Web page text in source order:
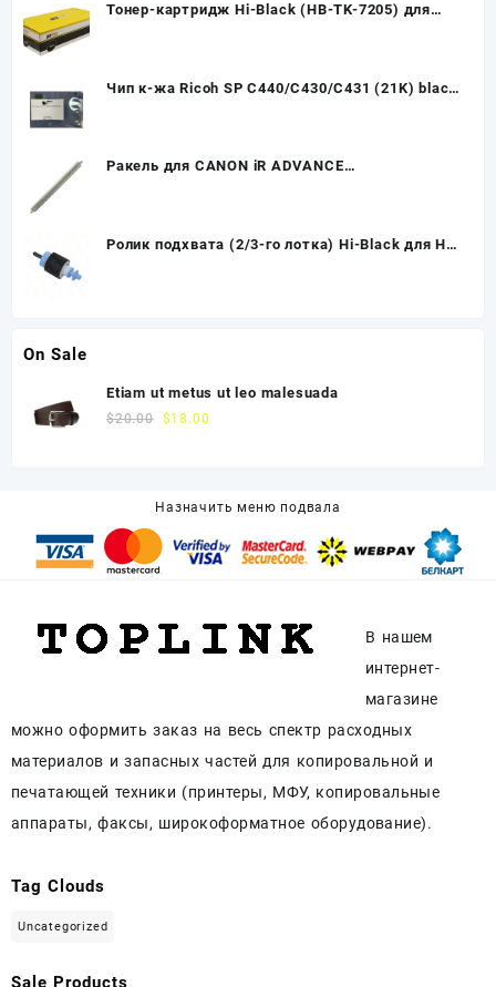
Тонер-картридж Hi-Black (HB-TK-7205) для
Чип к-жа Ricoh SP C440/C430/C431 (21K) black
Ракель для CANON iR ADVANCE
Ролик подхвата (2/3-го лотка) Hi-Black для HP
On Sale
Etiam ut metus ut leo malesuada
$20.00 $18.00
Назначить меню подвала
В нашем
интернет-
магазине
можно оформить заказ на весь спектр расходных
материалов и запасных частей для копировальной и
печатающей техники (принтеры, МФУ, копировальные
аппараты, факсы, широкоформатное оборудование).
Tag Clouds
Uncategorized
Sale Products